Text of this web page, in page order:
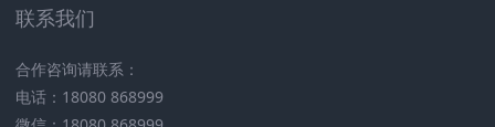
联系我们
合作咨询请联系：
电话：18080 868999